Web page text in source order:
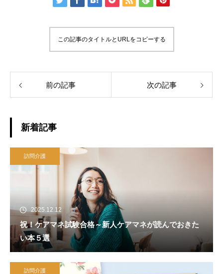
この記事のタイトルとURLをコピーする
前の記事 次の記事
新着記事
訪問介護
2025.12.12
祝！ケアマネ試験合格～新人ケアマネが読んでおきた
い本５選
訪問介護